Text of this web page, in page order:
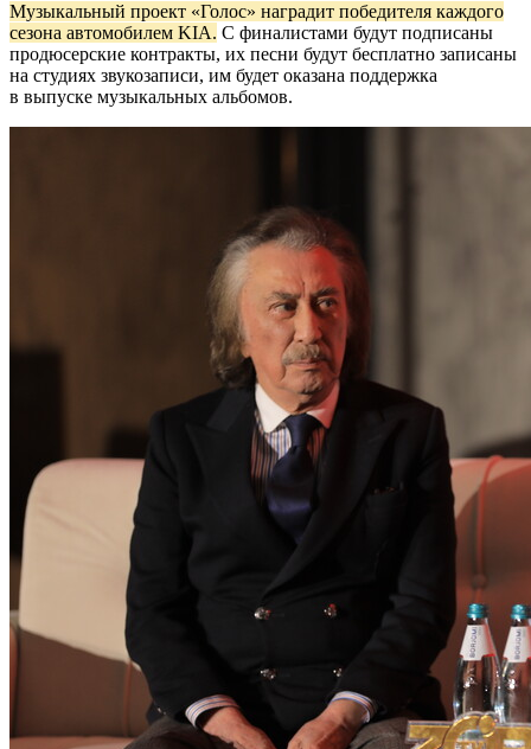
Музыкальный проект «Голос» наградит победителя каждого
сезона автомобилем KIA. С финалистами будут подписаны
продюсерские контракты, их песни будут бесплатно записаны
на студиях звукозаписи, им будет оказана поддержка
в выпуске музыкальных альбомов.